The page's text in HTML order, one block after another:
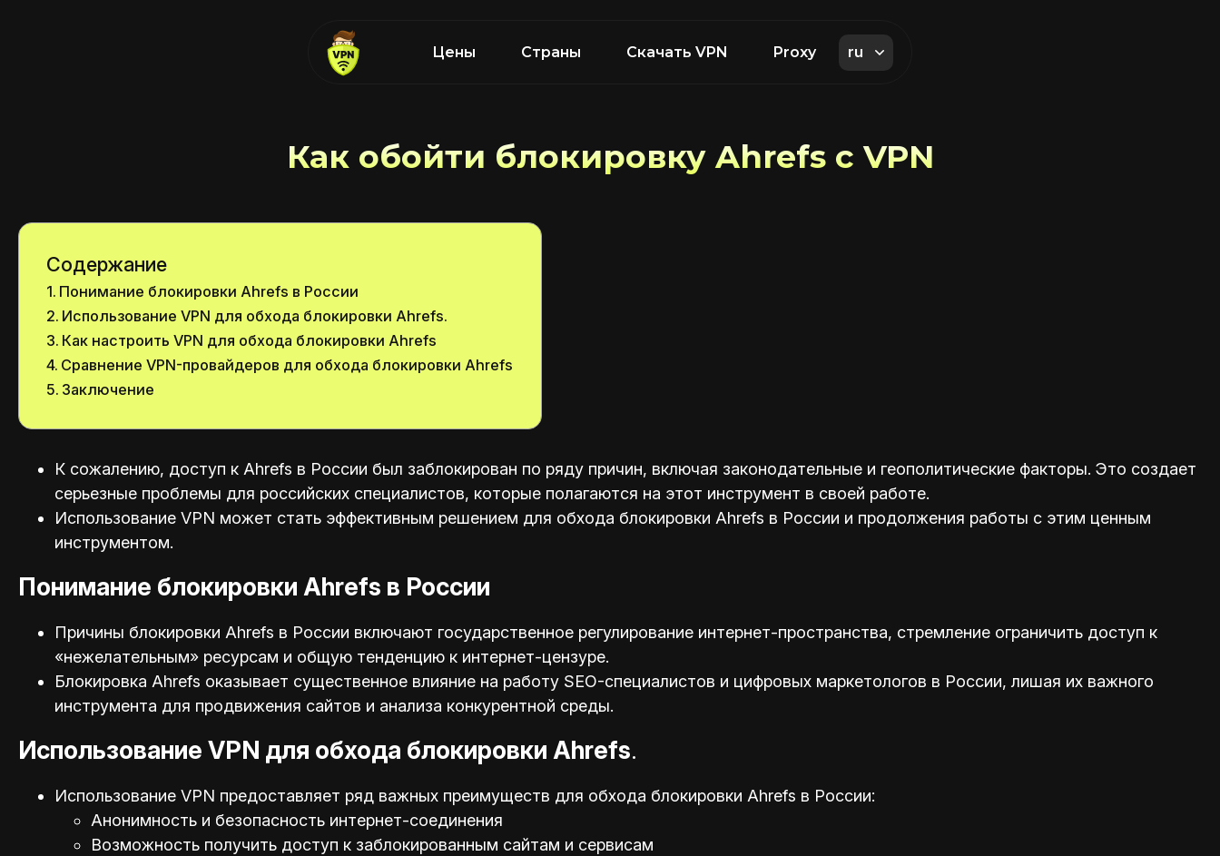
Цены Страны Скачать VPN Proxy ru
Как обойти блокировку Ahrefs с VPN
Содержание
Понимание блокировки Ahrefs в России
Использование VPN для обхода блокировки Ahrefs.
Как настроить VPN для обхода блокировки Ahrefs
Сравнение VPN-провайдеров для обхода блокировки Ahrefs
Заключение
К сожалению, доступ к Ahrefs в России был заблокирован по ряду причин, включая законодательные и геополитические факторы. Это создает
серьезные проблемы для российских специалистов, которые полагаются на этот инструмент в своей работе.
Использование VPN может стать эффективным решением для обхода блокировки Ahrefs в России и продолжения работы с этим ценным
инструментом.
Понимание блокировки Ahrefs в России
Причины блокировки Ahrefs в России включают государственное регулирование интернет-пространства, стремление ограничить доступ к
«нежелательным» ресурсам и общую тенденцию к интернет-цензуре.
Блокировка Ahrefs оказывает существенное влияние на работу SEO-специалистов и цифровых маркетологов в России, лишая их важного
инструмента для продвижения сайтов и анализа конкурентной среды.
Использование VPN для обхода блокировки Ahrefs.
Использование VPN предоставляет ряд важных преимуществ для обхода блокировки Ahrefs в России:
Анонимность и безопасность интернет-соединения
Возможность получить доступ к заблокированным сайтам и сервисам